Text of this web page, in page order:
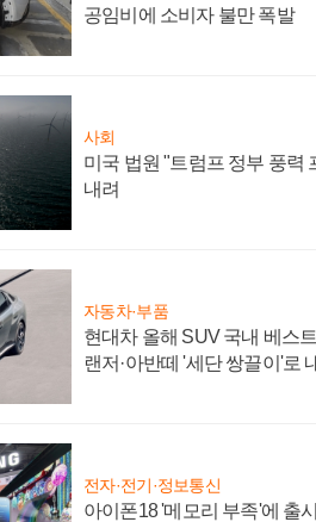
공임비에 소비자 불만 폭발
사회
미국 법원 "트럼프 정부 풍력
내려
자동차·부품
현대차 올해 SUV 국내 베스
랜저·아반떼 '세단 쌍끌이'로
전자·전기·정보통신
아이폰18 '메모리 부족'에 출